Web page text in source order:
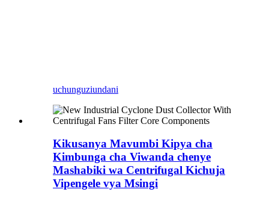
uchunguziundani
Kikusanya Mavumbi Kipya cha
Kimbunga cha Viwanda chenye
Mashabiki wa Centrifugal Kichuja
Vipengele vya Msingi